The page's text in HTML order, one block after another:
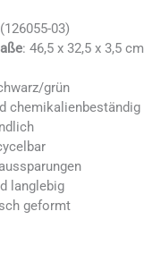
(126055-03)
: 46,5 x 32,5 x 3,5 cm
grün
chemikalienbeständig
langlebig
geformt